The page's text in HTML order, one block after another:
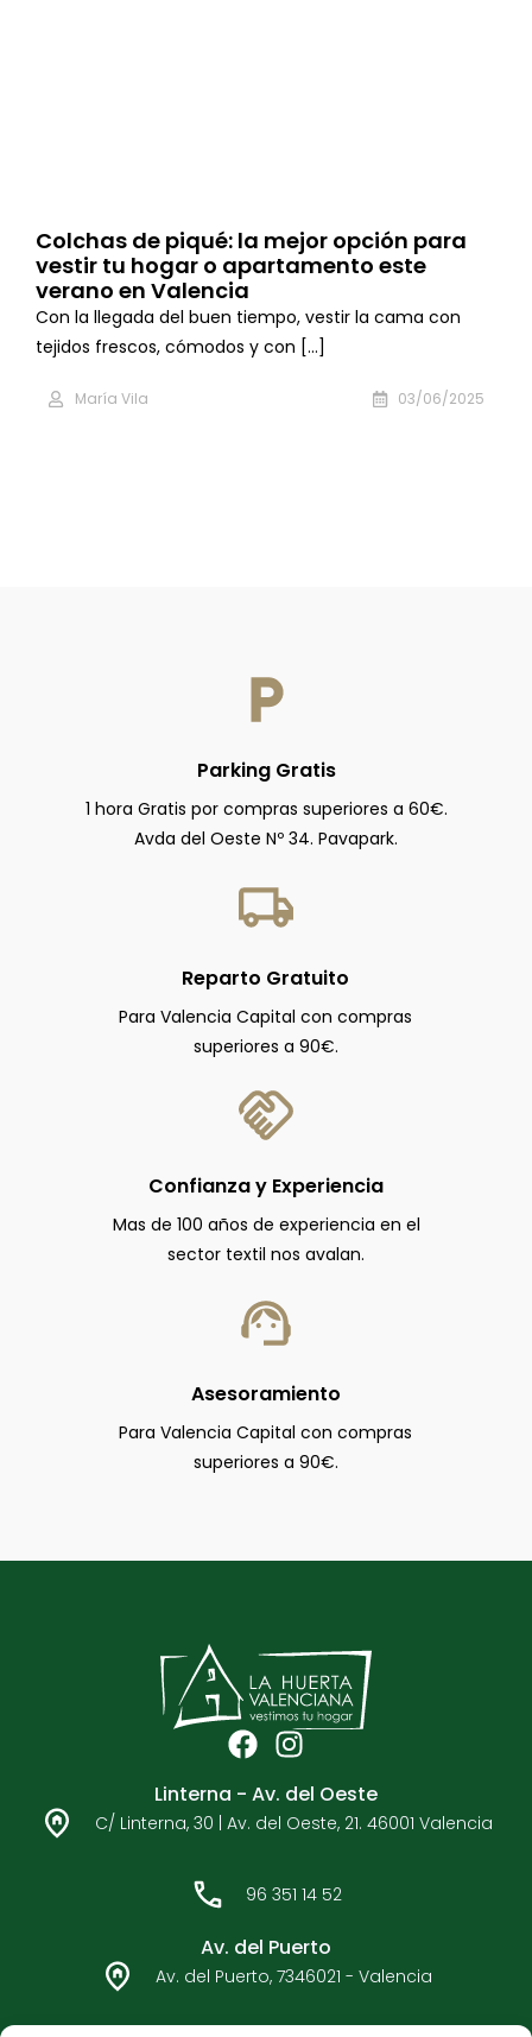
Colchas de piqué: la mejor opción para
vestir tu hogar o apartamento este
verano en Valencia
Con la llegada del buen tiempo, vestir la cama con
tejidos frescos, cómodos y con [...]
María Vila 03/06/2025
Parking Gratis
1 hora Gratis por compras superiores a 60€.
Avda del Oeste Nº 34. Pavapark.
Reparto Gratuito
Para Valencia Capital con compras
superiores a 90€.
Confianza y Experiencia
Mas de 100 años de experiencia en el
sector textil nos avalan.
Asesoramiento
Para Valencia Capital con compras
superiores a 90€.
F
a
c
e
o
k
I
s
t
g
a
m
Linterna - Av. del Oeste
C/ Linterna, 30 | Av. del Oeste, 21. 46001 Valencia
96 351 14 52
Av. del Puerto
Av. del Puerto, 7346021 - Valencia